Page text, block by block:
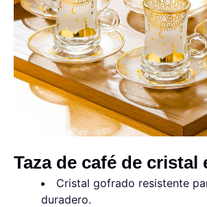
Taza de café de cristal
Cristal gofrado resistente
duradero.